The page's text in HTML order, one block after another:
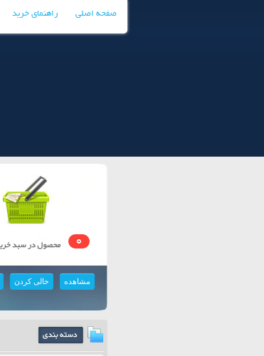
صفحه اصلی راهنمای خرید
0
مشاهده خالی کردن